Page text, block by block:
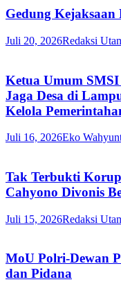
Gedung Kejaksaan
Juli 20, 2026Redaksi
Ketua Umum
Jaga Desa di
Kelola
Juli 16, 2026Eko
Tak Terbukti
Cahyono Divonis
Juli 15, 2026Redaksi
MoU Polri-Dewan
dan Pidana